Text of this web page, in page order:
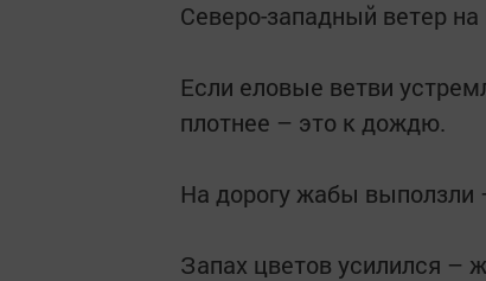
Северо-западный ветер
Если еловые ветви
плотнее – это к дождю.
На дорогу жабы выползли
Запах цветов усилился –